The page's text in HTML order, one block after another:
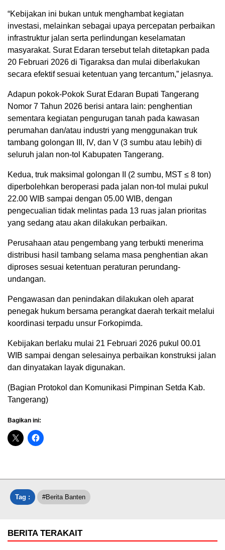
“Kebijakan ini bukan untuk menghambat kegiatan
investasi, melainkan sebagai upaya percepatan perbaikan
infrastruktur jalan serta perlindungan keselamatan
masyarakat. Surat Edaran tersebut telah ditetapkan pada
20 Februari 2026 di Tigaraksa dan mulai diberlakukan
secara efektif sesuai ketentuan yang tercantum,” jelasnya.
Adapun pokok-Pokok Surat Edaran Bupati Tangerang
Nomor 7 Tahun 2026 berisi antara lain: penghentian
sementara kegiatan pengurugan tanah pada kawasan
perumahan dan/atau industri yang menggunakan truk
tambang golongan III, IV, dan V (3 sumbu atau lebih) di
seluruh jalan non-tol Kabupaten Tangerang.
Kedua, truk maksimal golongan II (2 sumbu, MST ≤ 8 ton)
diperbolehkan beroperasi pada jalan non-tol mulai pukul
22.00 WIB sampai dengan 05.00 WIB, dengan
pengecualian tidak melintas pada 13 ruas jalan prioritas
yang sedang atau akan dilakukan perbaikan.
Perusahaan atau pengembang yang terbukti menerima
distribusi hasil tambang selama masa penghentian akan
diproses sesuai ketentuan peraturan perundang-
undangan.
Pengawasan dan penindakan dilakukan oleh aparat
penegak hukum bersama perangkat daerah terkait melalui
koordinasi terpadu unsur Forkopimda.
Kebijakan berlaku mulai 21 Februari 2026 pukul 00.01
WIB sampai dengan selesainya perbaikan konstruksi jalan
dan dinyatakan layak digunakan.
(Bagian Protokol dan Komunikasi Pimpinan Setda Kab.
Tangerang)
Bagikan ini:
Tag : #Berita Banten
BERITA TERAKAIT